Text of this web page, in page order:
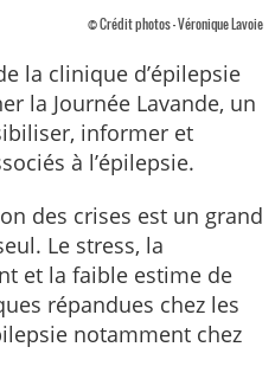
© Crédit photos - Véronique Lavoie
la clinique d’épilepsie
la Journée Lavande, un
informer et
à l’épilepsie.
des crises est un grand
Le stress, la
et la faible estime de
répandues chez les
notamment chez